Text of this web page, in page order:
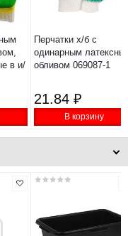
в и/
Перчатки х/б с
одинарным
обливом 069087-1
21.84 ₽
В корзину